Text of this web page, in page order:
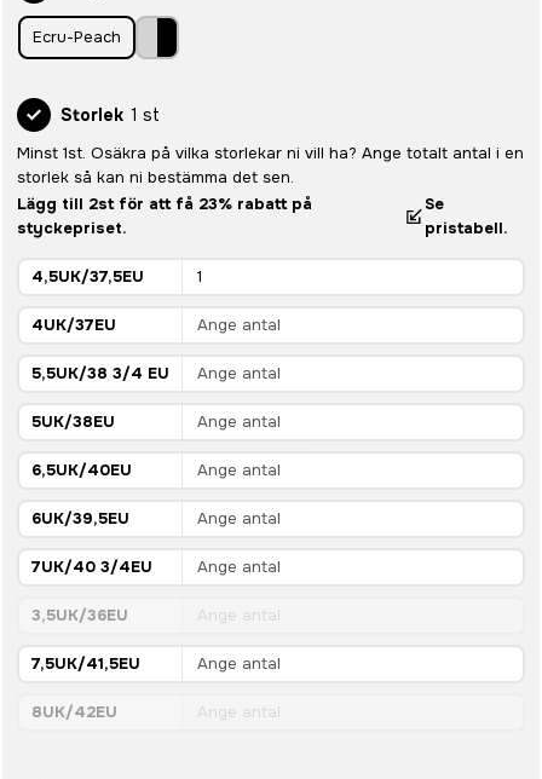
Ecru-Peach
Storlek 1 st
Minst 1st. Osäkra på vilka storlekar ni vill ha? Ange totalt antal i en
storlek så kan ni bestämma det sen.
Lägg till 2st för att få 23% rabatt på
styckepriset.
Se
pristabell.
4,5UK/37,5EU
4UK/37EU
5,5UK/38 3/4 EU
5UK/38EU
6,5UK/40EU
6UK/39,5EU
7UK/40 3/4EU
3,5UK/36EU
7,5UK/41,5EU
8UK/42EU